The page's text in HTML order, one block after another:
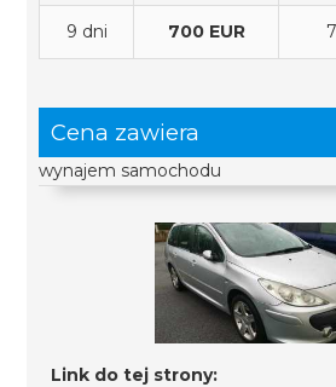
9 dni 700 EUR
Cena zawiera
wynajem samochodu
Link do tej strony: